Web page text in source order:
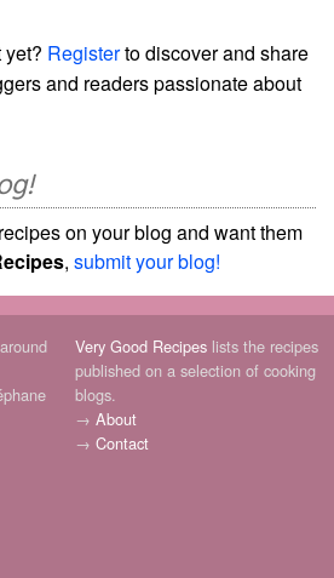
Registerto discover and share
and readers passionate about
on your blog and want them
, submit your blog!
Very Good Recipes lists the recipes
published on a selection of cooking
blogs.
→ About
→ Contact